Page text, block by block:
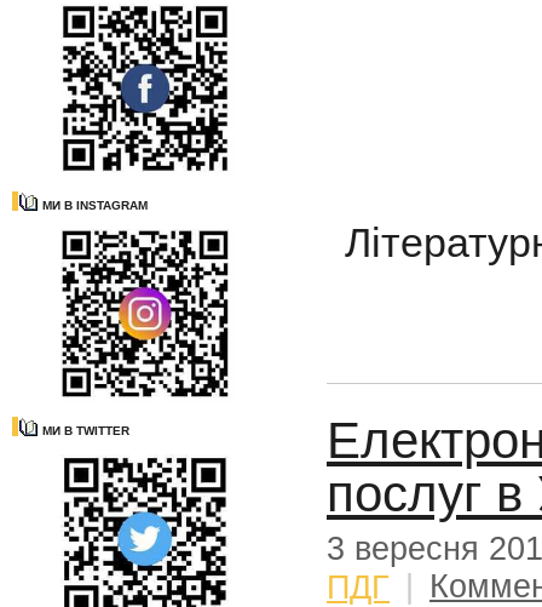
МИ В INSTAGRAM
МИ В TWITTER
послуг
3 вересня
ПДГ